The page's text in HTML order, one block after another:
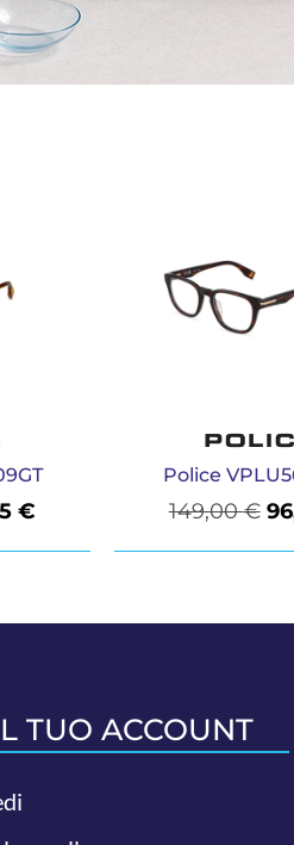
€
Police
149,00€
TUO ACCOUNT